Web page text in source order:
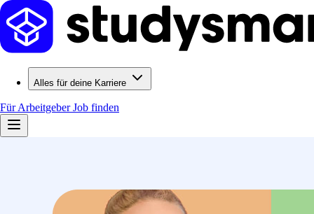
Alles für deine Karriere
Für ArbeitgeberJob finden